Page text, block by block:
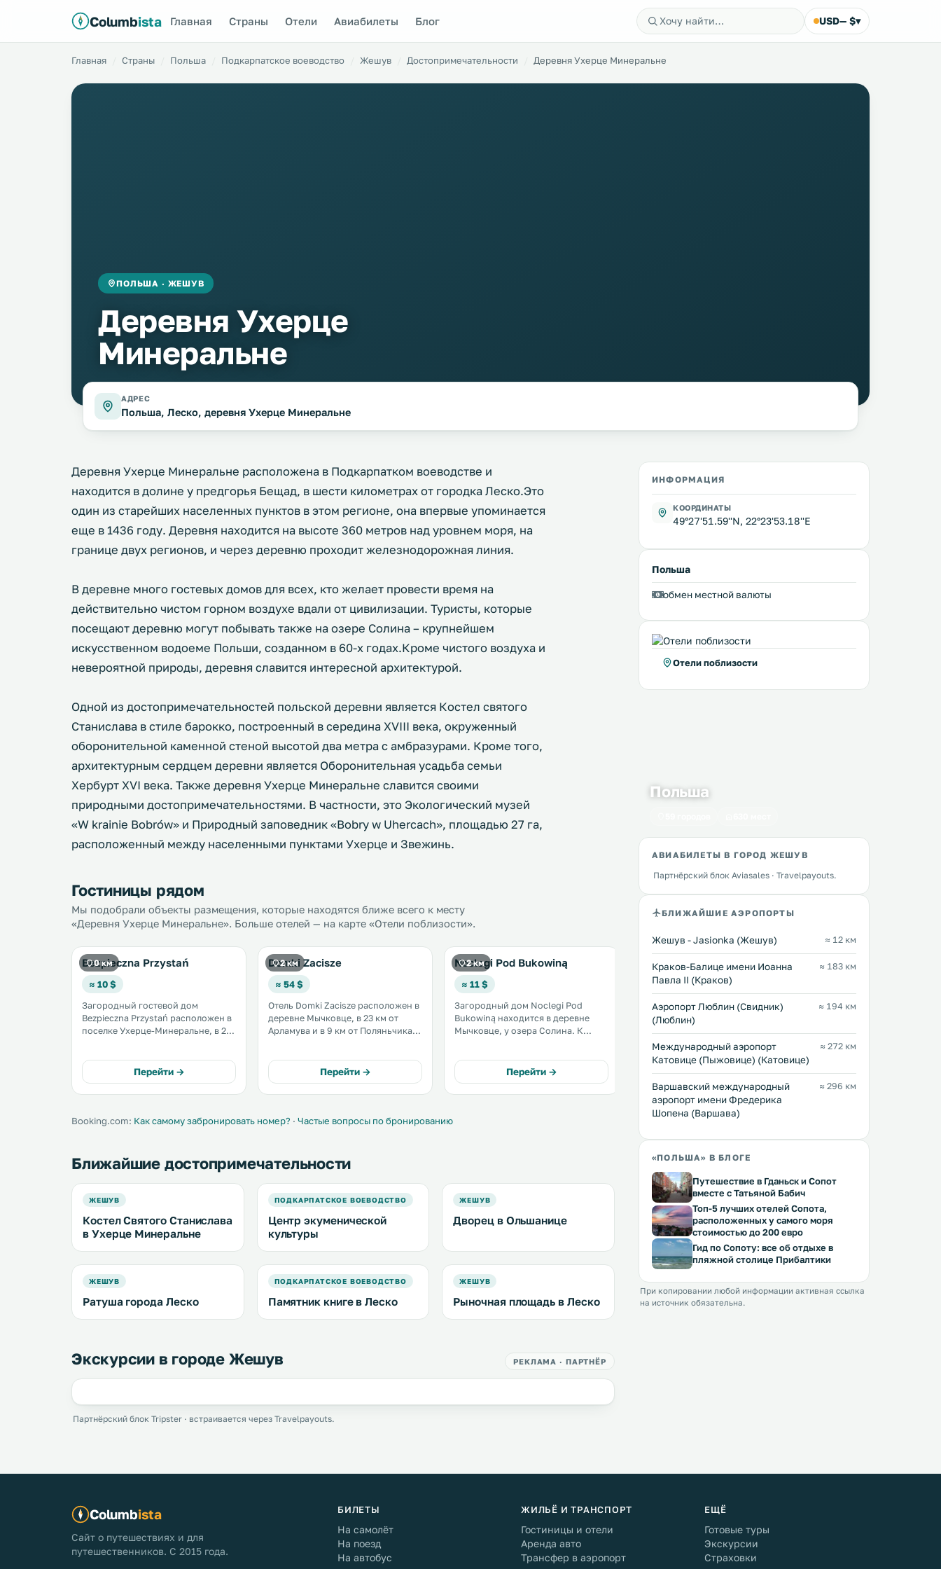
Columbista Главная Страны Отели Авиабилеты Блог USD— $▾
Главная Страны Польша Подкарпатское воеводство Жешув Достопримечательности Деревня Ухерце Минеральне
ПОЛЬША · ЖЕШУВ
Деревня Ухерце
Минеральне
АДРЕС
Польша, Леско, деревня Ухерце Минеральне
Деревня Ухерце Минеральне расположена в Подкарпатком воеводстве и
находится в долине у предгорья Бещад, в шести километрах от городка Леско.Это
один из старейших населенных пунктов в этом регионе, она впервые упоминается
еще в 1436 году. Деревня находится на высоте 360 метров над уровнем моря, на
границе двух регионов, и через деревню проходит железнодорожная линия.
В деревне много гостевых домов для всех, кто желает провести время на
действительно чистом горном воздухе вдали от цивилизации. Туристы, которые
посещают деревню могут побывать также на озере Солина – крупнейшем
искусственном водоеме Польши, созданном в 60-х годах.Кроме чистого воздуха и
невероятной природы, деревня славится интересной архитектурой.
Одной из достопримечательностей польской деревни является Костел святого
Станислава в стиле барокко, построенный в середина XVIII века, окруженный
оборонительной каменной стеной высотой два метра с амбразурами. Кроме того,
архитектурным сердцем деревни является Оборонительная усадьба семьи
Хербурт XVI века. Также деревня Ухерце Минеральне славится своими
природными достопримечательностями. В частности, это Экологический музей
«W krainie Bobrów» и Природный заповедник «Bobry w Uhercach», площадью 27 га,
расположенный между населенными пунктами Ухерце и Звежинь.
Гостиницы рядом
Мы подобрали объекты размещения, которые находятся ближе всего к месту
«Деревня Ухерце Минеральне». Больше отелей — на карте «Отели поблизости».
0 км
Bezpieczna Przystań
≈ 10 $
Загородный гостевой дом
Bezpieczna Przystań расположен в
поселке Ухерце-Минеральне, в 22
барбекю и детская площадка.
Обустроена бесплатная частная
парковка. .
Перейти →
2 км
Domki Zacisze
≈ 54 $
Отель Domki Zacisze расположен в
деревне Мычковце, в 23 км от
Арламува и в 9 км от Поляньчика.
числе удобств каждого номера —
телевизор. .
Перейти →
2 км
Noclegi Pod Bukowiną
≈ 11 $
Загородный дом Noclegi Pod
Bukowiną находится в деревне
Мычковце, у озера Солина. К
Места на парковке
предоставляются бесплатно.
Пользование постельным бельем
Перейти →
2 км
Domki w Bieszczadach
≈ 38 $
Set in Myczkowce, Domki w
Bieszczadach is a chalet featuring a
barbecue. The property is 23 km
from Arłamów and free private
parking is offered. The kitchenette
is fitted with a microwave and a
fridge, as well as a kettle. .
Перейти →
2 км
Chata nad Sanem
Chata nad Sanem is set in
metres from the river San. Free WiFi
is offered throughout the
screen TV. .
Booking.com: Как самому забронировать номер? · Частые вопросы по бронированию
Ближайшие достопримечательности
ЖЕШУВ
Костел Святого Станислава
в Ухерце Минеральне
ПОДКАРПАТСКОЕ ВОЕВОДСТВО
Центр экуменической
культуры
ЖЕШУВ
Дворец в Ольшанице
ЖЕШУВ
Ратуша города Леско
ПОДКАРПАТСКОЕ ВОЕВОДСТВО
Памятник книге в Леско
ЖЕШУВ
Рыночная площадь в Леско
Экскурсии в городе Жешув РЕКЛАМА · ПАРТНЁР
Партнёрский блок Tripster · встраивается через Travelpayouts.
ИНФОРМАЦИЯ
КООРДИНАТЫ
49°27'51.59''N, 22°23'53.18''E
Польша
обмен местной валюты
Отели поблизости
Польша
АВИАБИЛЕТЫ В ГОРОД ЖЕШУВ
Партнёрский блок Aviasales · Travelpayouts.
БЛИЖАЙШИЕ АЭРОПОРТЫ
Жешув - Jasionka (Жешув) ≈ 12 км
Краков-Балице имени Иоанна
Павла II (Краков)
≈ 183 км
Аэропорт Люблин (Свидник)
(Люблин)
≈ 194 км
Международный аэропорт
Катовице (Пыжовице) (Катовице)
≈ 272 км
Варшавский международный
аэропорт имени Фредерика
Шопена (Варшава)
≈ 296 км
«ПОЛЬША» В БЛОГЕ
Путешествие в Гданьск и Сопот
вместе с Татьяной Бабич
Топ-5 лучших отелей Сопота,
расположенных у самого моря
стоимостью до 200 евро
Гид по Сопоту: все об отдыхе в
пляжной столице Прибалтики
При копировании любой информации активная ссылка
на источник обязательна.
Columbista
Сайт о путешествиях и для
путешественников. С 2015 года.
БИЛЕТЫ
На самолёт
На поезд
На автобус
ЖИЛЬЁ И ТРАНСПОРТ
Гостиницы и отели
Аренда авто
Трансфер в аэропорт
ЕЩЁ
Готовые туры
Экскурсии
Страховки